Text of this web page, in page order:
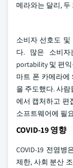
메라와는 달리,
소비자 선호도 및
다. 많은 소비
portability 및 편
마트 폰 카메라에
을 주도했다. 사
에서 캡처하고 편
소프트웨어에 필
COVID-19 영향
COVID-19 전염
제한, 사회 분산